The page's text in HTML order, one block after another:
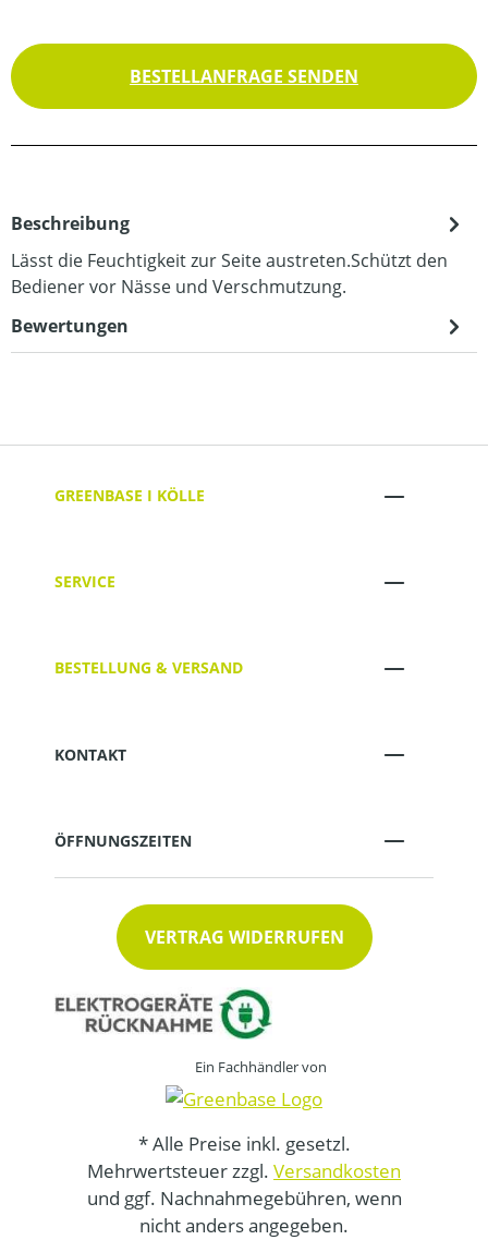
BESTELLANFRAGE SENDEN
Beschreibung
Lässt die Feuchtigkeit zur Seite austreten.Schützt den
Bediener vor Nässe und Verschmutzung.
Bewertungen
GREENBASE I KÖLLE
SERVICE
BESTELLUNG & VERSAND
KONTAKT
ÖFFNUNGSZEITEN
VERTRAG WIDERRUFEN
Ein Fachhändler von
* Alle Preise inkl. gesetzl.
Mehrwertsteuer zzgl. Versandkosten
und ggf. Nachnahmegebühren, wenn
nicht anders angegeben.